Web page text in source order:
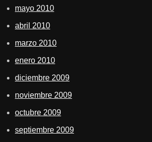
mayo 2010
abril 2010
marzo 2010
enero 2010
diciembre 2009
noviembre 2009
octubre 2009
septiembre 2009